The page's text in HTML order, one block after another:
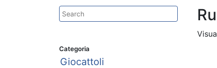
Categoria
Giocattoli